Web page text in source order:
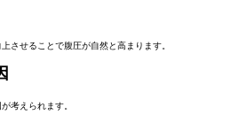
させることで腹圧が自然と高まります。
考えられます。